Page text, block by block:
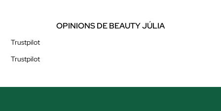
OPINIONS DE BEAUTY JÚLIA
Trustpilot
Trustpilot